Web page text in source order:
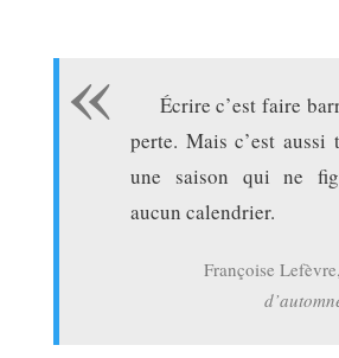
Écrire c’est faire
perte. Mais c’est aussi
une saison qui ne
aucun calendrier.
Françoise